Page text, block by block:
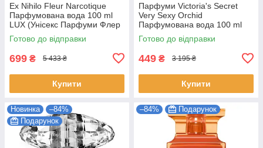
Ex Nihilo Fleur Narcotique
Парфумована вода 100 ml
LUX (Унісекс Парфуми Флер
Наркотика EDP)
Готово до відправки
699 ₴ 5 433 ₴
Купити
Парфуми Victoria's Secret
Very Sexy Orchid
Парфумована вода 100 ml
(Victoria's Secret Very Sexy
Orchid Жіночі)
Готово до відправки
449 ₴ 3 195 ₴
Купити
Новинка
–84%
Подарунок
–84% Подарунок